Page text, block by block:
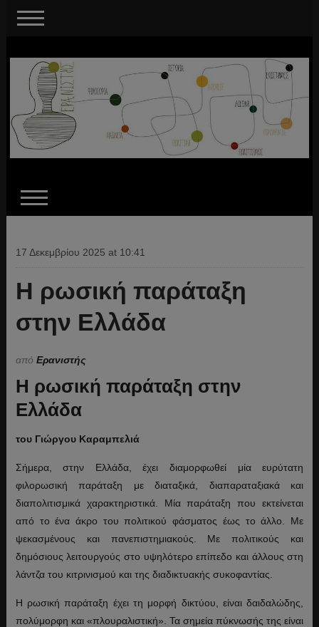
17 Δεκεμβρίου 2025 at 10:41
Η ρωσική παράταξη
στην Ελλάδα
από Ερανιστής
Η ρωσική παράταξη στην
Ελλάδα
του Γιώργου Καραμπελιά
Σήμερα, στην Ελλάδα, έχει διαμορφωθεί μία ευρύτατη
φιλορωσική παράταξη με διαταξικά, διαπαραταξιακά και
διαπολιτισμικά χαρακτηριστικά. Μία παράταξη που εκτείνεται
από το ένα άκρο του πολιτικού φάσματος έως το άλλο. Με
ψεκασμένους και πανεπιστημιακούς. Με πολιτικούς και
δημόσιους λειτουργούς στο υψηλότερο επίπεδο και άλλους στη
λάντζα του κιτρινισμού και της διαδικτυακής συκοφαντίας.
Η ρωσική παράταξη έχει τη μορφή δικτύου, είναι δαιδαλώδης,
πολύμορφη και «πλουραλιστική». Τα σημεία πύκνωσής της είναι